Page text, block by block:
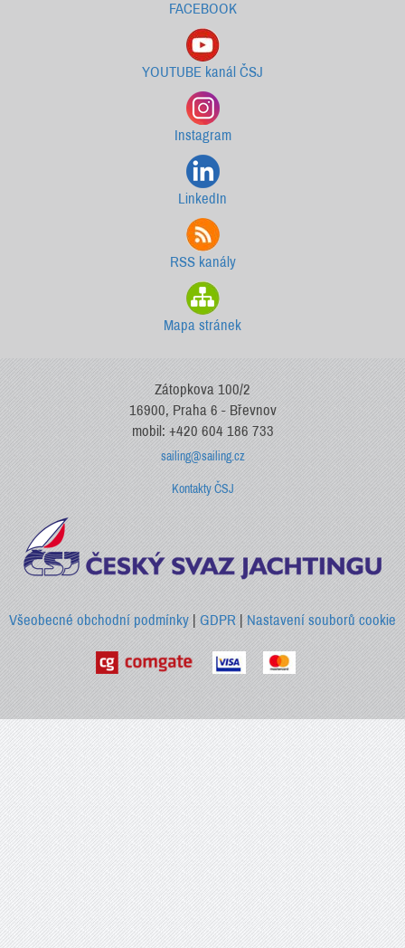
FACEBOOK
YOUTUBE kanál ČSJ
Instagram
LinkedIn
RSS kanály
Mapa stránek
Zátopkova 100/2
16900, Praha 6 - Břevnov
mobil: +420 604 186 733
sailing@sailing.cz
Kontakty ČSJ
Všeobecné obchodní podmínky| GDPR |Nastavení souborů cookie